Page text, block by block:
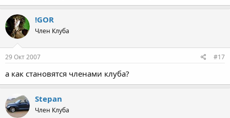
!GOR
Член Клуба
29 Окт 2007 #17
а как становятся членами клуба?
Stepan
Член Клуба